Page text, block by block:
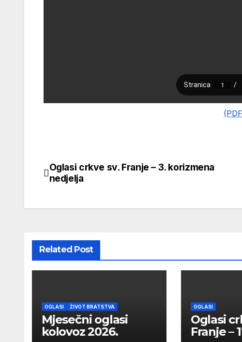
Navigacija
Oglasi crkve sv. Franje – 3. korizmena
nedjelja
Related Post
OGLASI ŽIVOT BRATSTVA
Mjesečni oglasi
kolovoz 2026.
OGLASI
Oglasi
Franje –